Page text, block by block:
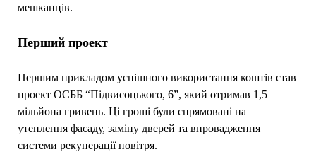
мешканців.
Перший проект
Першим прикладом успішного використання коштів став
проект ОСББ “Підвисоцького, 6”, який отримав 1,5
мільйона гривень. Ці гроші були спрямовані на
утеплення фасаду, заміну дверей та впровадження
системи рекуперації повітря.